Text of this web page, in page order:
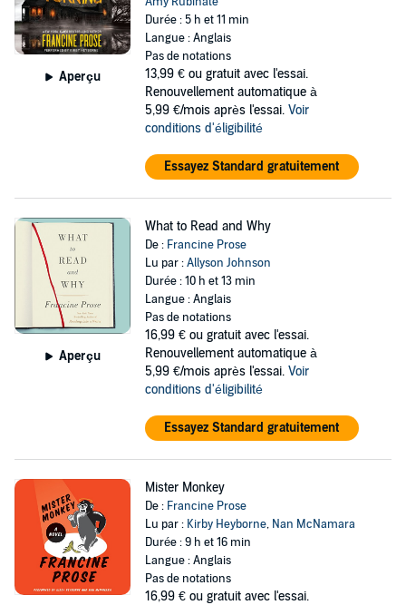
Aperçu
Durée : 5 h et 11 min
Langue : Anglais
Pas de notations
13,99 € ou gratuit avec l'essai.
Renouvellement automatique à
5,99 €/mois après l'essai. Voir
conditions d'éligibilité
Essayez Standard gratuitement
Aperçu
What to Read and Why
De : Francine Prose
Lu par :Allyson Johnson
Durée : 10 h et 13 min
Langue : Anglais
Pas de notations
16,99 € ou gratuit avec l'essai.
Renouvellement automatique à
5,99 €/mois après l'essai. Voir
conditions d'éligibilité
Essayez Standard gratuitement
Mister Monkey
De : Francine Prose
Lu par : Kirby Heyborne, Nan McNamara
Durée : 9 h et 16 min
Langue : Anglais
Pas de notations
16,99 € ou gratuit avec l'essai.